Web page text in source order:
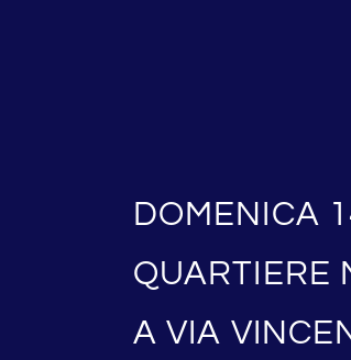
DOMENICA
QUARTIERE
A VIA